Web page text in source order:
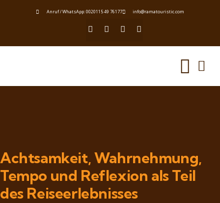
Anruf / WhatsApp: 0020115 49 76177 info@ramatouristic.com
Achtsamkeit, Wahrnehmung,
Tempo und Reflexion als Teil
des Reiseerlebnisses